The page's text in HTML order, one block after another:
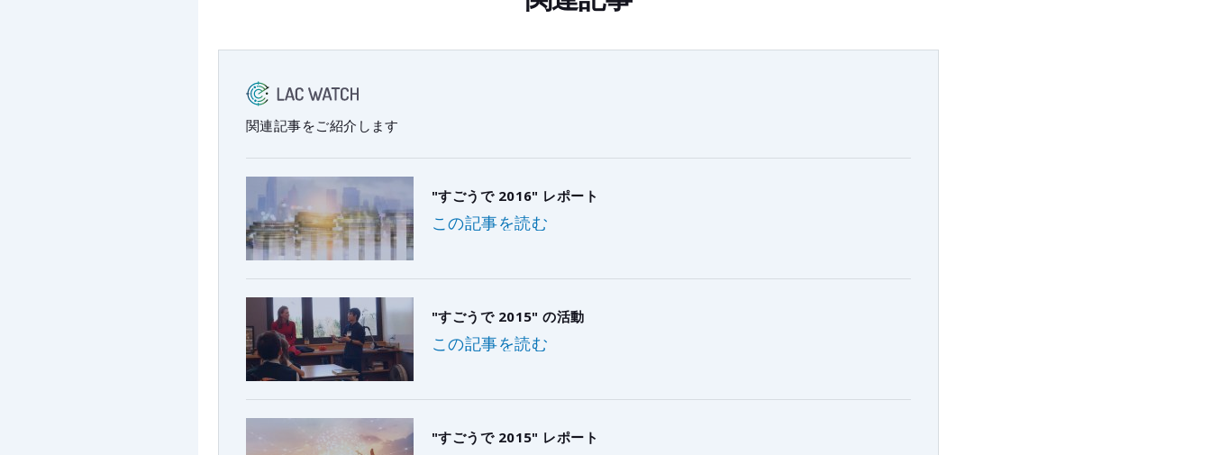
関連記事をご紹介します
"すごうで 2016" レポート
この記事を読む
"すごうで 2015" の活動
この記事を読む
"すごうで 2015" レポート